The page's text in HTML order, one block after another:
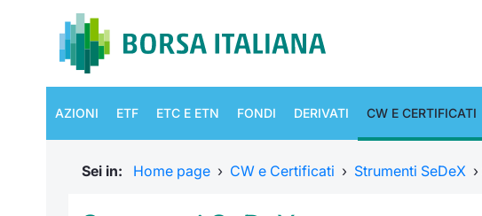
AZIONI ETF ETC E ETN FONDI DERIVATI CW E CERTIFICATI
Sei in: Home page › CW e Certificati › Strumenti SeDeX ›